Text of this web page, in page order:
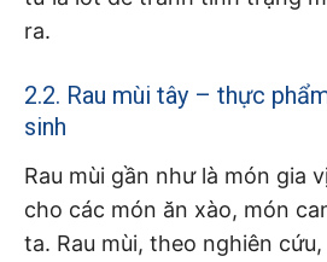
ra.
2.2. Rau mùi tây – thực
sinh
Rau mùi gần như là món gia
cho các món ăn xào, món
ta. Rau mùi, theo nghiên